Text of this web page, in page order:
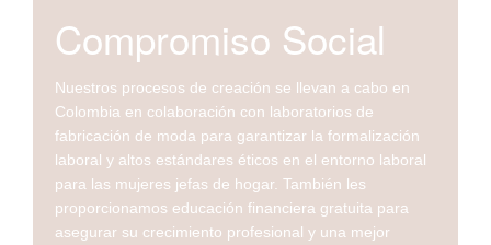
Compromiso Social
Nuestros procesos de creación se llevan a cabo en
Colombia en colaboración con laboratorios de
fabricación de moda para garantizar la formalización
laboral y altos estándares éticos en el entorno laboral
para las mujeres jefas de hogar. También les
proporcionamos educación financiera gratuita para
asegurar su crecimiento profesional y una mejor